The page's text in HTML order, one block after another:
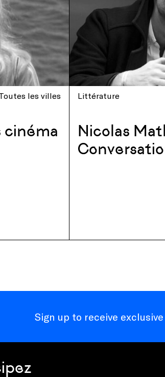
les villes
cinéma
Littérature
Nicolas
Sign up to receive